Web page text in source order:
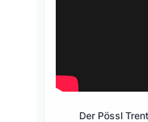
Der Pössl